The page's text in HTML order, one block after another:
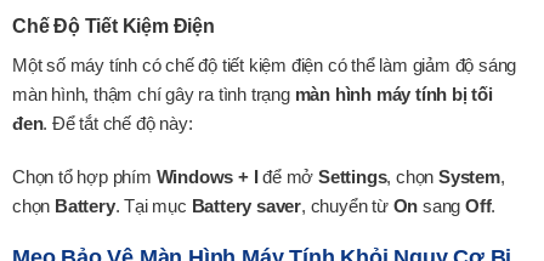
Chế Độ Tiết Kiệm Điện
Một số máy tính có chế độ tiết kiệm điện có thể làm giảm độ sáng
màn hình, thậm chí gây ra tình trạng màn hình máy tính bị tối
đen. Để tắt chế độ này:
Chọn tổ hợp phím Windows + Iđể mởSettings, chọnSystem,
chọn Battery. Tại mục Battery saver, chuyển từ On sangOff.